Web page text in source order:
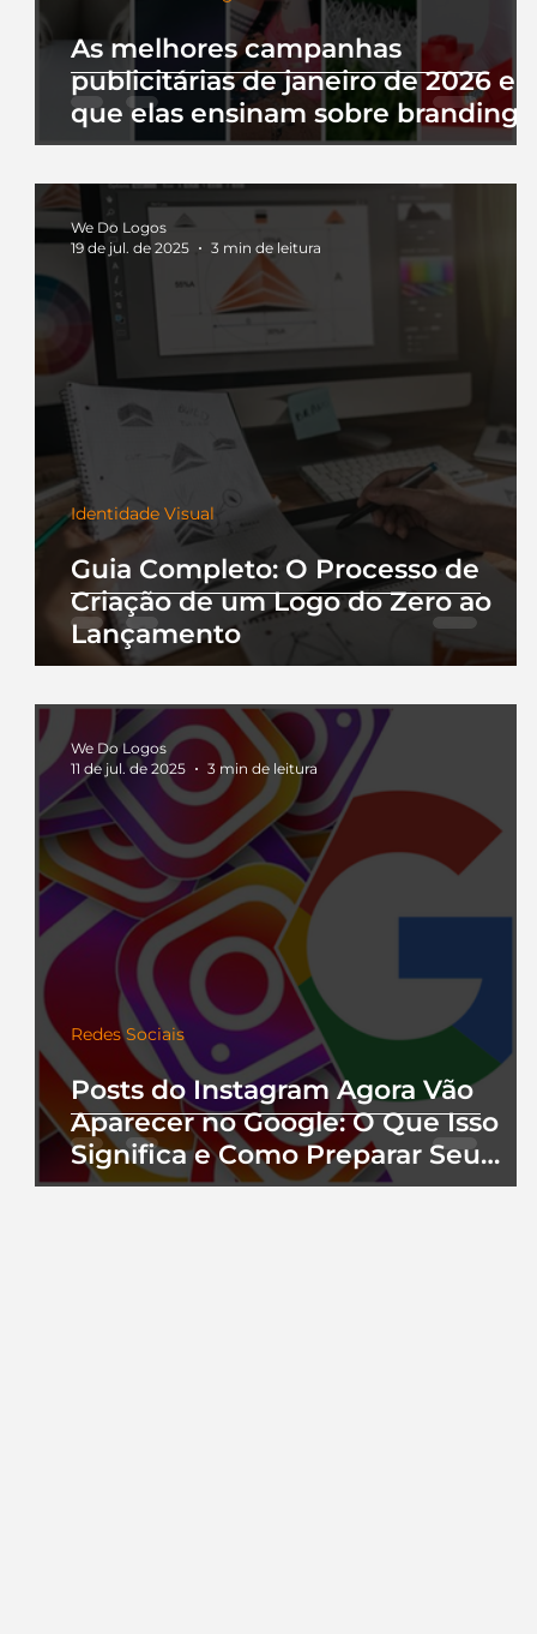
As melhores campanhas
publicitárias de janeiro de 2026 e
que elas ensinam sobre branding
Guia Completo: O Processo de
Criação de um Logo do Zero ao
Lançamento
Identidade Visual
We Do Logos
19 de jul. de 2025
3 min de leitura
Posts do Instagram Agora Vão
Aparecer no Google: O Que Isso
Significa e Como Preparar Seu
Perfil
Redes Sociais
We Do Logos
11 de jul. de 2025
3 min de leitura